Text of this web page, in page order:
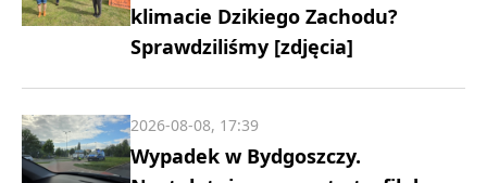
klimacie Dzikiego Zachodu?
Sprawdziliśmy [zdjęcia]
Wypadek w Bydgoszczy.
2026-08-08, 17:39